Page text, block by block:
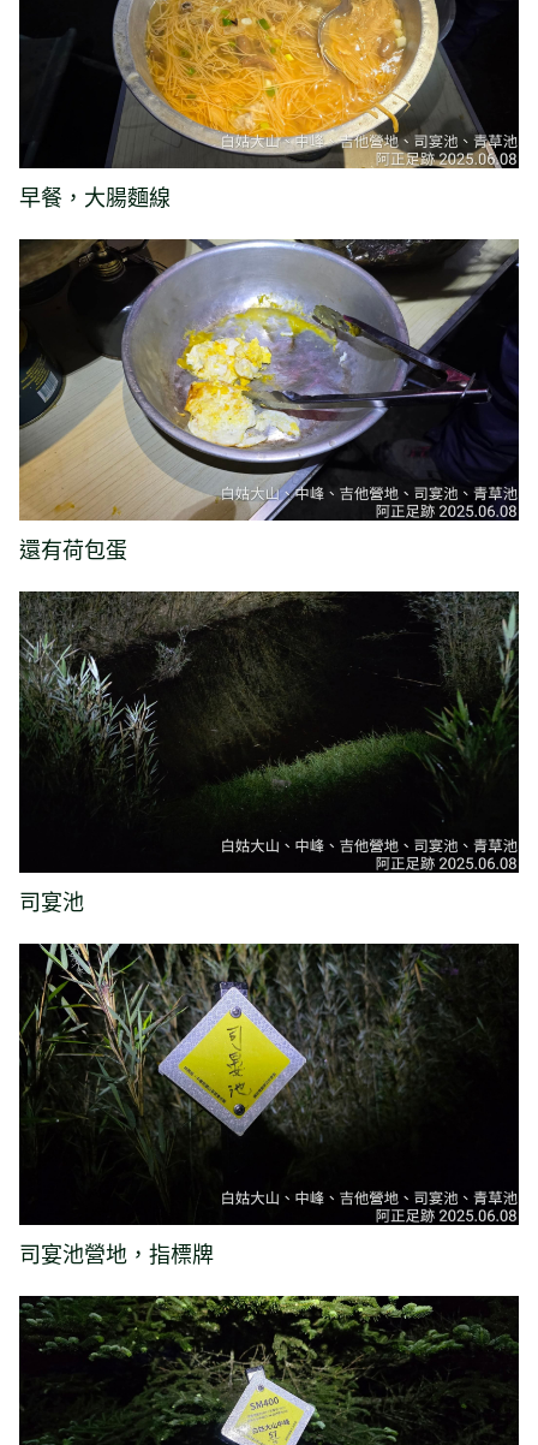
早餐，大腸麵線
還有荷包蛋
司宴池
司宴池營地，指標牌